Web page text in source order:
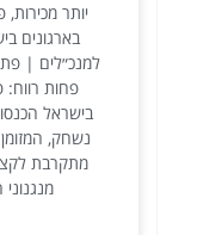
יותר
למנכ״לים |
פחות רווח:
בישראל
נשחק,
מתקרבת